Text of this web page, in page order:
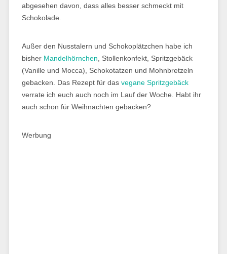
abgesehen davon, dass alles besser schmeckt mit
Schokolade.
Außer den Nusstalern und Schokoplätzchen habe ich
bisher Mandelhörnchen , Stollenkonfekt, Spritzgebäck
(Vanille und Mocca), Schokotatzen und Mohnbretzeln
gebacken. Das Rezept für das vegane Spritzgebäck
verrate ich euch auch noch im Lauf der Woche. Habt ihr
auch schon für Weihnachten gebacken?
Werbung